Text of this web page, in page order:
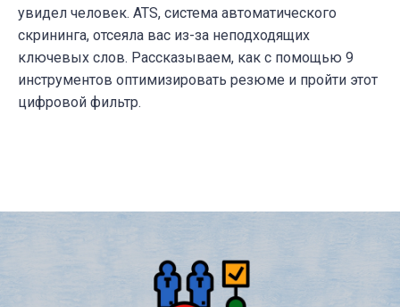
увидел человек. ATS, система автоматического
скрининга, отсеяла вас из-за неподходящих
ключевых слов. Рассказываем, как с помощью 9
инструментов оптимизировать резюме и пройти этот
цифровой фильтр.